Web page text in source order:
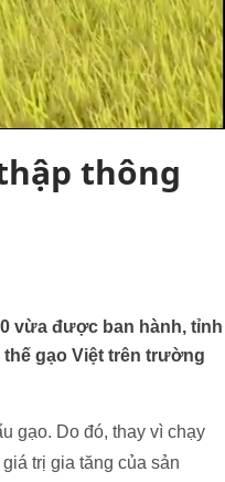
thông
vừa được ban hành, tỉnh
gạo Việt trên trường
gạo. Do đó, thay vì chạy
trị gia tăng của sản